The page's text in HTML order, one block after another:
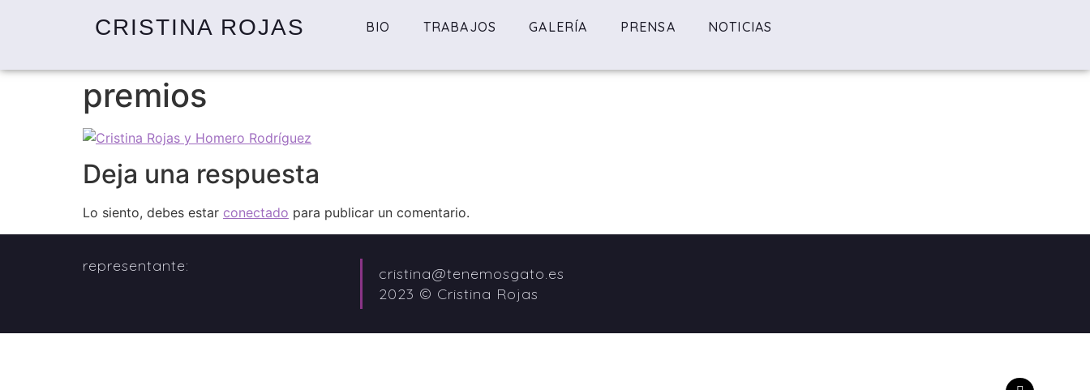
CRISTINA ROJAS BIO TRABAJOS GALERÍA PRENSA NOTICIAS
premios
Deja una respuesta
Lo siento, debes estar conectado para publicar un comentario.
representante:
cristina@tenemosgato.es
2023 © Cristina Rojas